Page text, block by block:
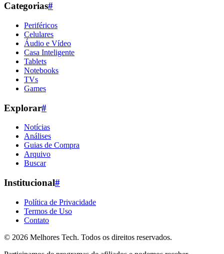
Categorias#
Periféricos
Celulares
Áudio e Vídeo
Casa Inteligente
Tablets
Notebooks
TVs
Games
Explorar#
Notícias
Análises
Guias de Compra
Arquivo
Buscar
Institucional#
Política de Privacidade
Termos de Uso
Contato
© 2026 Melhores Tech. Todos os direitos reservados.